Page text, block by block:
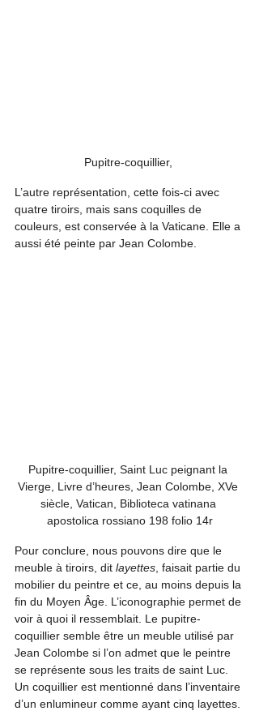
Pupitre-coquillier,
L’autre représentation, cette fois-ci avec
quatre tiroirs, mais sans coquilles de
couleurs, est conservée à la Vaticane. Elle a
aussi été peinte par Jean Colombe.
Pupitre-coquillier, Saint Luc peignant la
Vierge, Livre d’heures, Jean Colombe, XVe
siècle, Vatican, Biblioteca vatinana
apostolica rossiano 198 folio 14r
Pour conclure, nous pouvons dire que le
meuble à tiroirs, dit layettes , faisait partie du
mobilier du peintre et ce, au moins depuis la
fin du Moyen Âge. L’iconographie permet de
voir à quoi il ressemblait. Le pupitre-
coquillier semble être un meuble utilisé par
Jean Colombe si l’on admet que le peintre
se représente sous les traits de saint Luc.
Un coquillier est mentionné dans l’inventaire
d’un enlumineur comme ayant cinq layettes.